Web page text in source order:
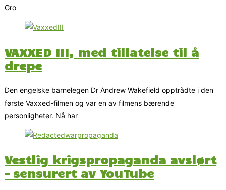
Gro
VAXXED III, med tillatelse til å
drepe
Den engelske barnelegen Dr Andrew Wakefield opptrådte i den
første Vaxxed-filmen og var en av filmens bærende
personligheter. Nå har
Vestlig krigspropaganda avslørt
– sensurert av YouTube